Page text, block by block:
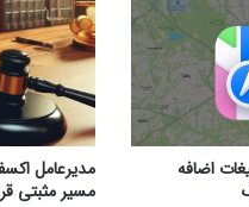
اضافه
مدیرعامل
مسیر مثبتی